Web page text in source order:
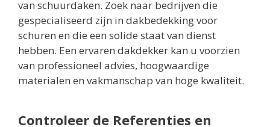
van schuurdaken. Zoek naar bedrijven die
gespecialiseerd zijn in dakbedekking voor
schuren en die een solide staat van dienst
hebben. Een ervaren dakdekker kan u voorzien
van professioneel advies, hoogwaardige
materialen en vakmanschap van hoge kwaliteit.
Controleer de Referenties en